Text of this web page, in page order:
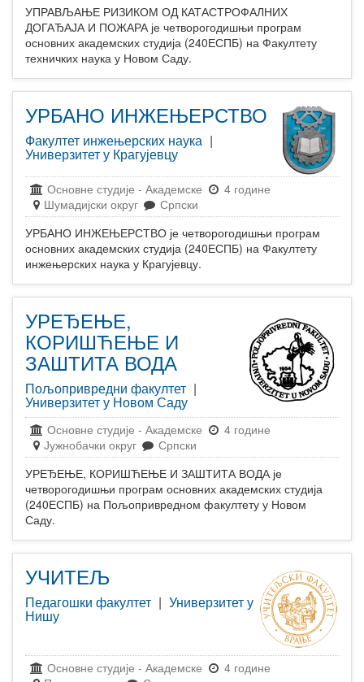
УПРАВЉАЊЕ РИЗИКОМ ОД КАТАСТРОФАЛНИХ
ДОГАЂАЈА И ПОЖАРА је четворогодишњи програм
основних академских студија (240ЕСПБ) на Факултету
техничких наука у Новом Саду.
УРБАНО ИНЖЕЊЕРСТВО
Факултет инжењерских наука |
Универзитет у Крагујевцу
Основне студије - Академске
4 године
Шумадијски округ
Српски
УРБАНО ИНЖЕЊЕРСТВО је четворогодишњи програм
основних академских студија (240ЕСПБ) на Факултету
инжењерских наука у Крагујевцу.
УРЕЂЕЊЕ,
КОРИШЋЕЊЕ И
ЗАШТИТА ВОДА
Пољопривредни факултет |
Универзитет у Новом Саду
Основне студије - Академске
4 године
Јужнобачки округ
Српски
УРЕЂЕЊЕ, КОРИШЋЕЊЕ И ЗАШТИТА ВОДА је
четворогодишњи програм основних академских студија
(240ЕСПБ) на Пољопривредном факултету у Новом
Саду.
УЧИТЕЉ
Педагошки факултет | Универзитет у
Нишу
Основне студије - Академске
4 године